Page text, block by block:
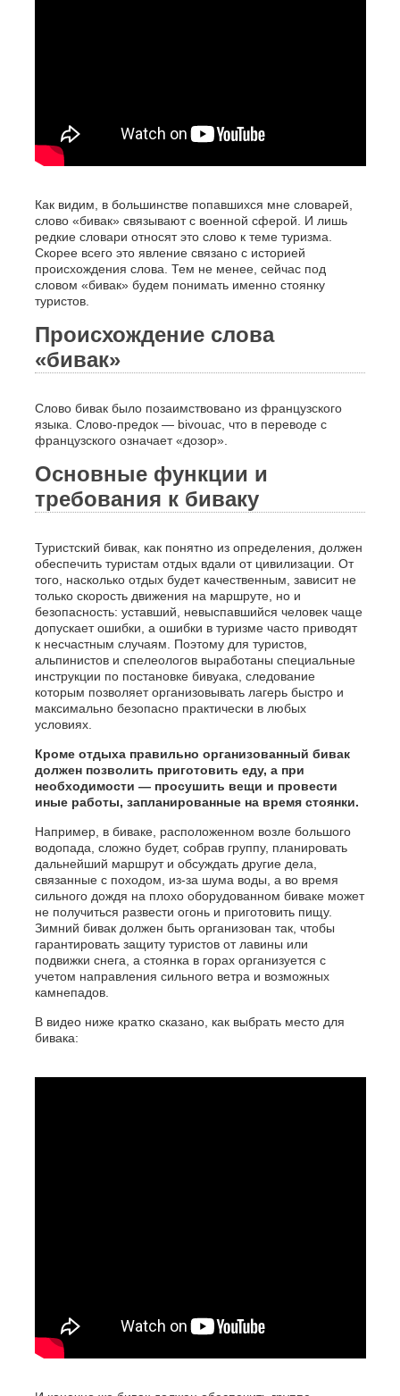
Как видим, в большинстве попавшихся мне словарей,
слово «бивак» связывают с военной сферой. И лишь
редкие словари относят это слово к теме туризма.
Скорее всего это явление связано с историей
происхождения слова. Тем не менее, сейчас под
словом «бивак» будем понимать именно стоянку
туристов.
Происхождение слова
«бивак»
Слово бивак было позаимствовано из французского
языка. Слово-предок — bivouac, что в переводе с
французского означает «дозор».
Основные функции и
требования к биваку
Туристский бивак, как понятно из определения, должен
обеспечить туристам отдых вдали от цивилизации. От
того, насколько отдых будет качественным, зависит не
только скорость движения на маршруте, но и
безопасность: уставший, невыспавшийся человек чаще
допускает ошибки, а ошибки в туризме часто приводят
к несчастным случаям. Поэтому для туристов,
альпинистов и спелеологов выработаны специальные
инструкции по постановке бивуака, следование
которым позволяет организовывать лагерь быстро и
максимально безопасно практически в любых
условиях.
Кроме отдыха правильно организованный бивак
должен позволить приготовить еду, а при
необходимости — просушить вещи и провести
иные работы, запланированные на время стоянки.
Например, в биваке, расположенном возле большого
водопада, сложно будет, собрав группу, планировать
дальнейший маршрут и обсуждать другие дела,
связанные с походом, из-за шума воды, а во время
сильного дождя на плохо оборудованном биваке может
не получиться развести огонь и приготовить пищу.
Зимний бивак должен быть организован так, чтобы
гарантировать защиту туристов от лавины или
подвижки снега, а стоянка в горах организуется с
учетом направления сильного ветра и возможных
камнепадов.
В видео ниже кратко сказано, как выбрать место для
бивака: